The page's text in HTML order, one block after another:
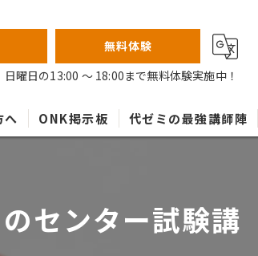
無料体験
曜日の13:00 ～ 18:00まで無料体験実施中！
へ ONK掲示板 代ゼミの最強講師陣
ンター試験講